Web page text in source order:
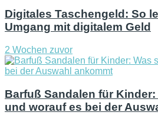
Digitales Taschengeld: So
Umgang mit digitalem Geld
2 Wochen zuvor
Barfuß Sandalen für
und worauf es bei der